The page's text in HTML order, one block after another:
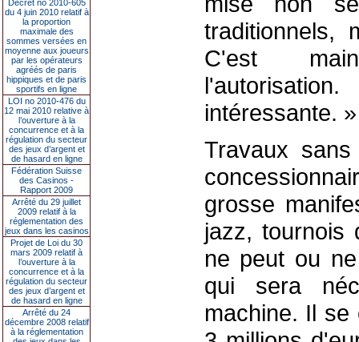
Décret no 2010-605
du 4 juin 2010 relatif à
la proportion
maximale des
sommes versées en
moyenne aux joueurs
par les opérateurs
agréés de paris
hippiques et de paris
sportifs en ligne
LOI no 2010-476 du
12 mai 2010 relative à
l’ouverture à la
concurrence et à la
régulation du secteur
des jeux d’argent et
de hasard en ligne
Fédération Suisse
des Casinos -
Rapport 2009
Arrêté du 29 juillet
2009 relatif à la
réglementation des
jeux dans les casinos
Projet de Loi du 30
mars 2009 relatif à
l’ouverture à la
concurrence et à la
régulation du secteur
des jeux d’argent et
de hasard en ligne
Arrêté du 24
décembre 2008 relatif
à la réglementation
traditionnels,
C'est
intéressante. »
Travaux
grosse
jazz, tournois
ne peut ou
qui sera
machine. Il